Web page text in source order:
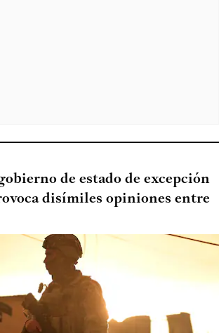
de estado de excepción
disímiles opiniones entre